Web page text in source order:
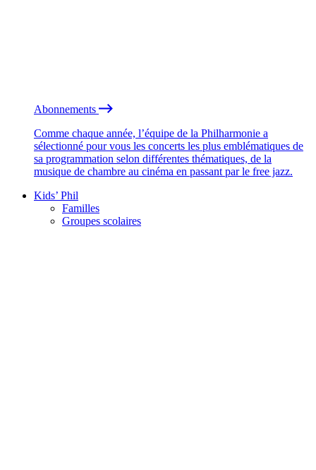
Abonnements
Comme chaque année, l’équipe de la Philharmonie a
sélectionné pour vous les concerts les plus emblématiques de
sa programmation selon différentes thématiques, de la
musique de chambre au cinéma en passant par le free jazz.
Kids’ Phil
Familles
Groupes scolaires